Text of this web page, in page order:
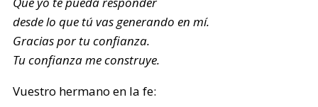
desde lo que tú vas generando en mí.
Gracias por tu confianza.
Tu confianza me construye.
Vuestro hermano en la fe: